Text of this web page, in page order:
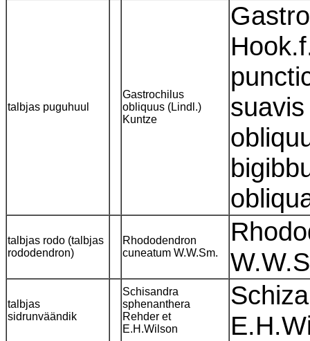
talbjas puguhuul
Gastrochilus
obliquus (Lindl.)
Kuntze
talbjas rodo (talbjas
rododendron)
Rhododendron
cuneatum W.W.Sm.
talbjas
sidrunväändik
Schisandra
sphenanthera
Rehder et
E.H.Wilson